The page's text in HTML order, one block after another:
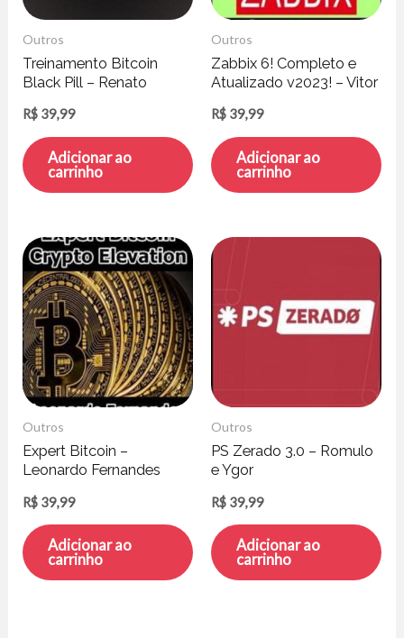
Outros
Treinamento Bitcoin
Black Pill – Renato
Schramm
R$ 39,99
Adicionar ao
carrinho
Outros
Zabbix 6! Completo e
Atualizado v2023! – Vitor
R$ 39,99
Adicionar ao
carrinho
Outros
Expert Bitcoin –
Leonardo Fernandes
R$ 39,99
Adicionar ao
carrinho
Outros
PS Zerado 3.0 – Romulo
e Ygor
R$ 39,99
Adicionar ao
carrinho